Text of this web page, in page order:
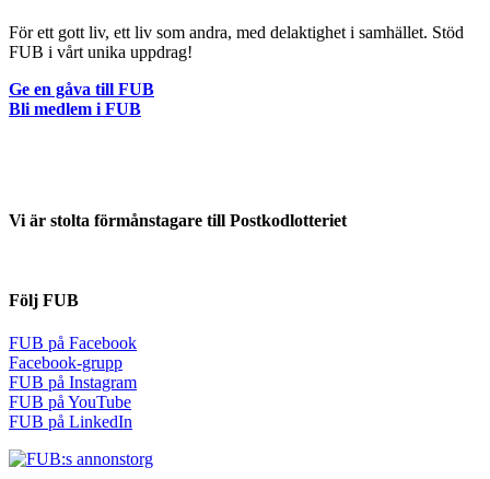
För ett gott liv, ett liv som andra, med delaktighet i samhället. Stöd
FUB i vårt unika uppdrag!
Ge en gåva till FUB
Bli medlem i FUB
Vi är stolta förmånstagare till Postkodlotteriet
Följ FUB
FUB på Facebook
Facebook-grupp
FUB på Instagram
FUB på YouTube
FUB på LinkedIn